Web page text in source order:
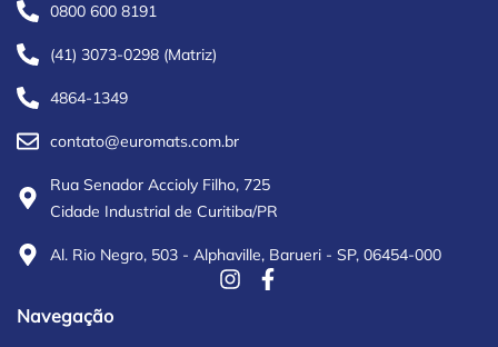
0800 600 8191
(41) 3073-0298 (Matriz)
4864-1349
contato@euromats.com.br
Rua Senador Accioly Filho, 725
Cidade Industrial de Curitiba/PR
Al. Rio Negro, 503 - Alphaville, Barueri - SP, 06454-000
Navegação